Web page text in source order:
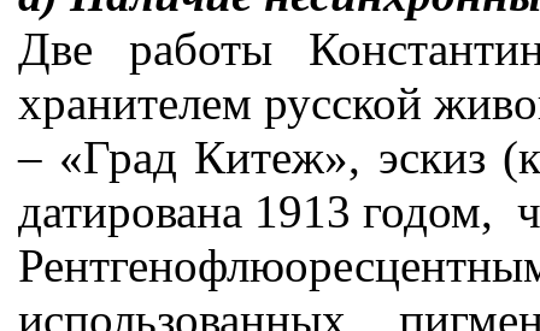
Две работы
хранителем русской
– «Град Китеж», эскиз
датирована 1913 годом,
использованных